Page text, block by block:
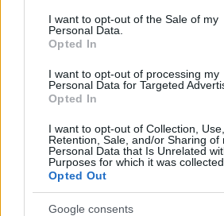
consent section.
I want to opt-out of the Sale of my
Personal Data.
Opted In
I want to opt-out of processing my
Personal Data for Targeted
Opted In
I want to opt-out of Collection, Use,
Retention, Sale, and/or Sharing of
Personal Data that Is Unrelated
Purposes for which it was collected.
Opted Out
Google consents
Cómo Bitcoin y la IA están
Diego Martín · 7 Ago 2026